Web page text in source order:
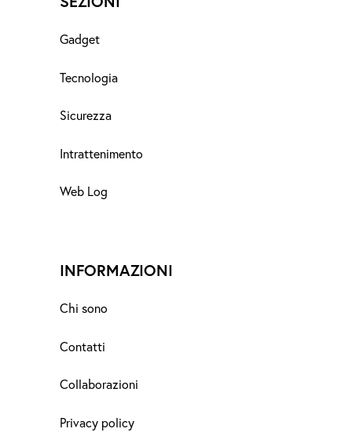
Gadget
Tecnologia
Sicurezza
Intrattenimento
Web Log
INFORMAZIONI
Chi sono
Contatti
Collaborazioni
Privacy policy